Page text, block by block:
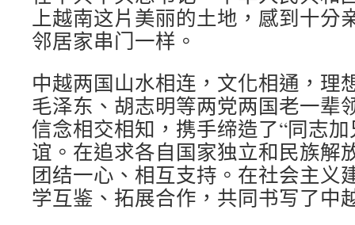
上越南这片美丽的土地，感到十分
邻居家串门一样。
中越两国山水相连，文化相通，理
毛泽东、胡志明等两党两国老一辈
信念相交相知，携手缔造了“同志
谊。在追求各自国家独立和民族解
团结一心、相互支持。在社会主义
学互鉴、拓展合作，共同书写了中